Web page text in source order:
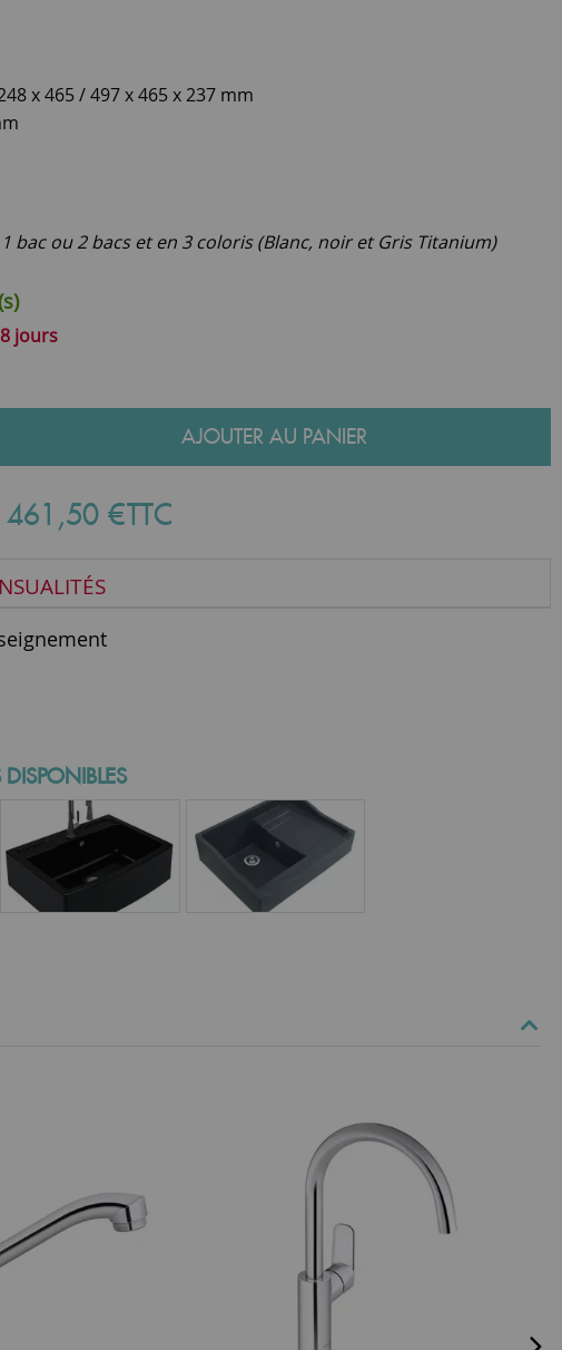
x 465 / 497 x 465 x 237 mm
bac ou 2 bacs et en 3 coloris (Blanc, noir et Gris Titanium)
jours
AJOUTER AU PANIER
461 ,50 €TTC